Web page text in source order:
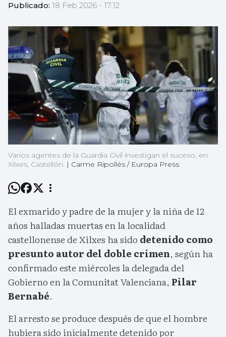
Publicado: 18 Feb 2026 - 17:12
Varios agentes de la Guardia Civil investigan el suceso, en
Xilxes, Castellón. | Carme Ripollés / Europa Press
El exmarido y padre de la mujer y la niña de 12
años halladas muertas en la localidad
castellonense de Xilxes ha sido detenido como
presunto autor del doble crimen, según ha
confirmado este miércoles la delegada del
Gobierno en la Comunitat Valenciana, Pilar
Bernabé.
El arresto se produce después de que el hombre
hubiera sido inicialmente detenido por